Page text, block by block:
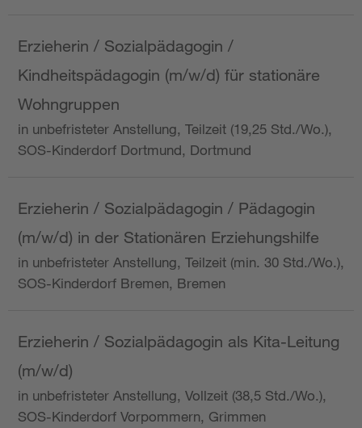
Erzieherin / Sozialpädagogin /
Kindheitspädagogin (m/w/d) für stationäre
Wohngruppen
in unbefristeter Anstellung, Teilzeit (19,25 Std./Wo.),
SOS-Kinderdorf Dortmund, Dortmund
Erzieherin / Sozialpädagogin / Pädagogin
(m/w/d) in der Stationären Erziehungshilfe
in unbefristeter Anstellung, Teilzeit (min. 30 Std./Wo.),
SOS-Kinderdorf Bremen, Bremen
Erzieherin / Sozialpädagogin als Kita-Leitung
(m/w/d)
in unbefristeter Anstellung, Vollzeit (38,5 Std./Wo.),
SOS-Kinderdorf Vorpommern, Grimmen